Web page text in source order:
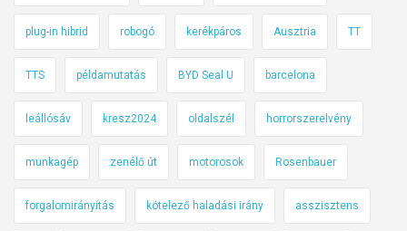
plug-in hibrid robogó kerékpáros Ausztria TT
TTS példamutatás BYD Seal U barcelona
leállósáv kresz2024 oldalszél horrorszerelvény
munkagép zenélő út motorosok Rosenbauer
forgalomirányítás kötelező haladási irány asszisztens